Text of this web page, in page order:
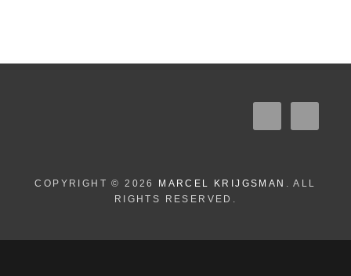
COPYRIGHT © 2026 MARCEL KRIJGSMAN . ALL
RIGHTS RESERVED.